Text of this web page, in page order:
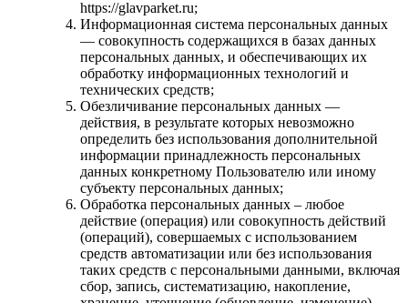
https://glavparket.ru;
Информационная система персональных данных
— совокупность содержащихся в базах данных
персональных данных, и обеспечивающих их
обработку информационных технологий и
технических средств;
Обезличивание персональных данных —
действия, в результате которых невозможно
определить без использования дополнительной
информации принадлежность персональных
данных конкретному Пользователю или иному
субъекту персональных данных;
Обработка персональных данных – любое
действие (операция) или совокупность действий
(операций), совершаемых с использованием
средств автоматизации или без использования
таких средств с персональными данными, включая
сбор, запись, систематизацию, накопление,